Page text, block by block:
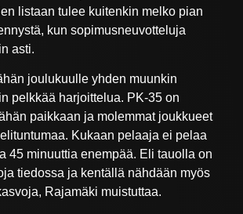
listaan tulee kuitenkin melko pian
kun sopimusneuvotteluja
asti.
joulukuulle yhden muunkin
pelkkää harjoittelua. PK-35 on
paikkaan ja molemmat joukkueet
Kukaan pelaaja ei pelaa
45 minuuttia enempää. Eli tauolla on
tiedossa ja kentällä nähdään myös
Rajamäki muistuttaa.